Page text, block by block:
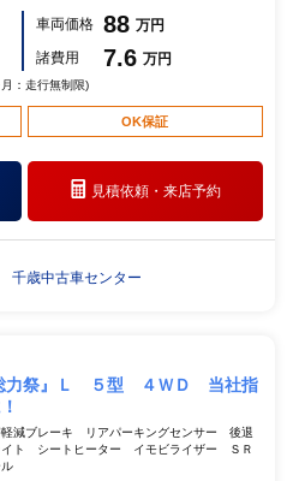
車両価格 88 万円
諸費用
7.6 万円
：走行無制限)
OK保証
見積依頼・来店予約
千歳中古車センター
力祭』Ｌ ５型 ４ＷＤ 当社指
減ブレーキ リアパーキングセンサー 後退
イト シートヒーター イモビライザー ＳＲ